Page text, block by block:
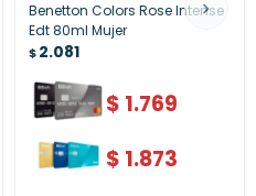
Benetton Colors Rose Intense
Edt 80ml Mujer
$2.081
$ 1.769
$ 1.873